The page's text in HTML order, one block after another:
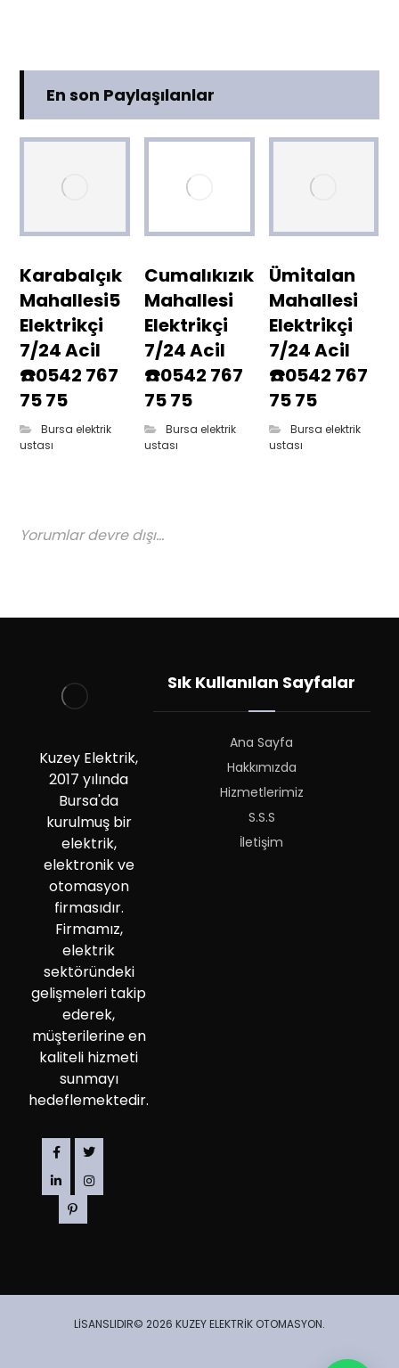
En son Paylaşılanlar
Karabalçık
Mahallesi5
Elektrikçi
7/24 Acil
☎️0542 767
75 75
Bursa elektrik
ustası
Cumalıkızık
Mahallesi
Elektrikçi
7/24 Acil
☎️0542 767
75 75
Bursa elektrik
ustası
Ümitalan
Mahallesi
Elektrikçi
7/24 Acil
☎️0542 767
75 75
Bursa elektrik
ustası
Yorumlar devre dışı...
Kuzey Elektrik,
2017 yılında
Bursa'da
kurulmuş bir
elektrik,
elektronik ve
otomasyon
firmasıdır.
Firmamız,
elektrik
sektöründeki
gelişmeleri takip
ederek,
müşterilerine en
kaliteli hizmeti
sunmayı
hedeflemektedir.
Sık Kullanılan Sayfalar
Ana Sayfa
Hakkımızda
Hizmetlerimiz
S.S.S
İletişim
LİSANSLIDIR© 2026 KUZEY ELEKTRİK OTOMASYON.